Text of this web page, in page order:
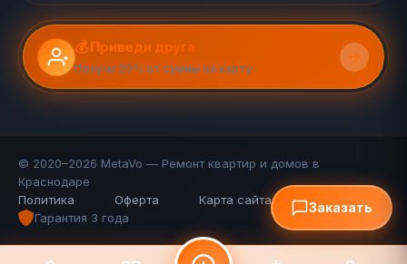
💰 Приведи друга
Получи 20% от суммы на карту
© 2020–2026 MetaVo — Ремонт квартир и домов в
Краснодаре
Политика
Оферта Карта сайта (110 стр.)
FAQ
Гарантия 3 года
Заказать